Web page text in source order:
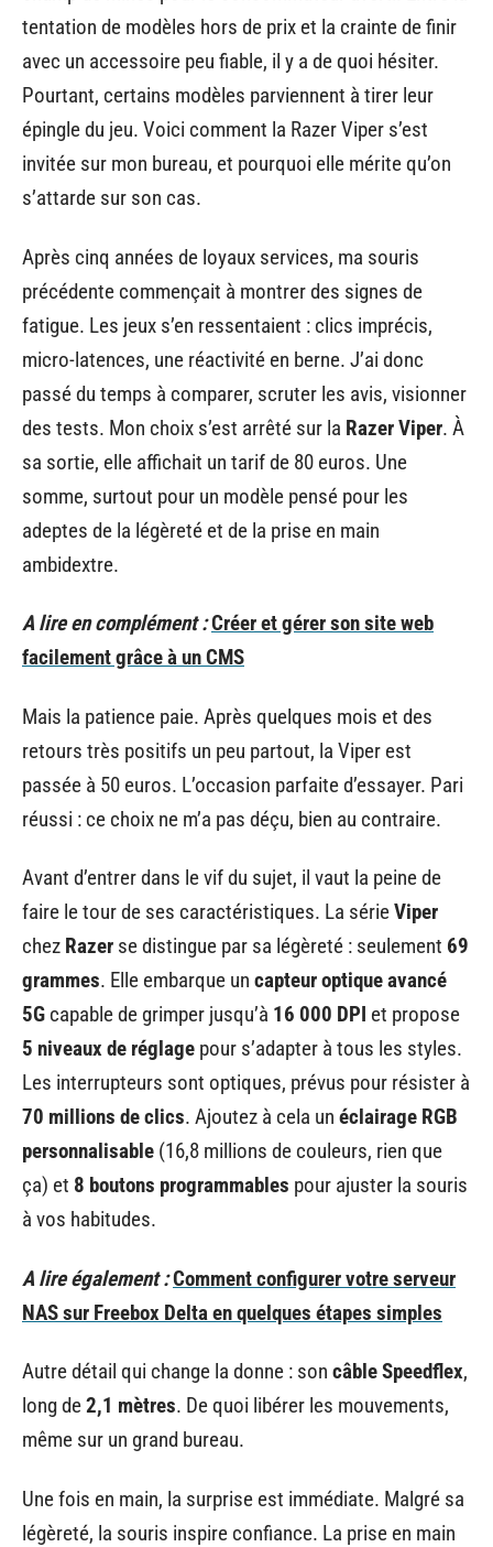
tentation de modèles hors de prix et la crainte de finir
avec un accessoire peu fiable, il y a de quoi hésiter.
Pourtant, certains modèles parviennent à tirer leur
épingle du jeu. Voici comment la Razer Viper s’est
invitée sur mon bureau, et pourquoi elle mérite qu’on
s’attarde sur son cas.
Après cinq années de loyaux services, ma souris
précédente commençait à montrer des signes de
fatigue. Les jeux s’en ressentaient : clics imprécis,
micro-latences, une réactivité en berne. J’ai donc
passé du temps à comparer, scruter les avis, visionner
des tests. Mon choix s’est arrêté sur la Razer Viper. À
sa sortie, elle affichait un tarif de 80 euros. Une
somme, surtout pour un modèle pensé pour les
adeptes de la légèreté et de la prise en main
ambidextre.
A lire en complément :Créer et gérer son site web
facilement grâce à un CMS
Mais la patience paie. Après quelques mois et des
retours très positifs un peu partout, la Viper est
passée à 50 euros. L’occasion parfaite d’essayer. Pari
réussi : ce choix ne m’a pas déçu, bien au contraire.
Avant d’entrer dans le vif du sujet, il vaut la peine de
faire le tour de ses caractéristiques. La sérieViper
chez Razer se distingue par sa légèreté : seulement 69
grammes. Elle embarque un capteur optique avancé
5G capable de grimper jusqu’à 16 000 DPI et propose
5 niveaux de réglage pour s’adapter à tous les styles.
Les interrupteurs sont optiques, prévus pour résister à
70 millions de clics. Ajoutez à cela un éclairage RGB
personnalisable (16,8 millions de couleurs, rien que
ça) et 8 boutons programmables pour ajuster la souris
à vos habitudes.
A lire également :Comment configurer votre serveur
NAS sur Freebox Delta en quelques étapes simples
Autre détail qui change la donne : son câble Speedflex,
long de2,1 mètres. De quoi libérer les mouvements,
même sur un grand bureau.
Une fois en main, la surprise est immédiate. Malgré sa
légèreté, la souris inspire confiance. La prise en main